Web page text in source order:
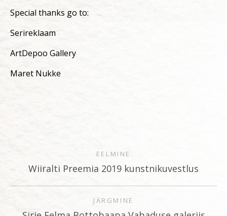
Special thanks go to:
Serireklaam
ArtDepoo Gallery
Maret Nukke
EELMINE
Wiiralti Preemia 2019 kunstnikuvestlus
JÄRGMINE